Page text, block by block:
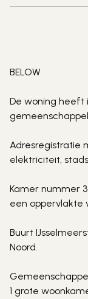
BELOW
De woning heeft
Adresregistratie
elektriciteit,
Kamer nummer
een oppervlakte
Buurt
Noord.
1 grote